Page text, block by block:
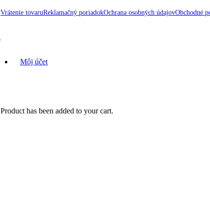
Vrátenie tovaruReklamačný poriadokOchrana osobných údajovObchodné
Môj účet
Product has been added to your cart.